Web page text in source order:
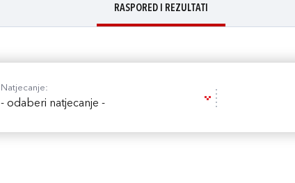
RASPORED I REZULTATI
Natjecanje:
- odaberi natjecanje -